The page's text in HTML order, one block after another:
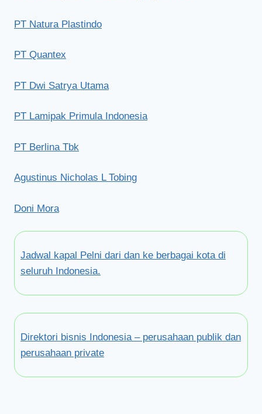
PT Natura Plastindo
PT Quantex
PT Dwi Satrya Utama
PT Lamipak Primula Indonesia
PT Berlina Tbk
Agustinus Nicholas L Tobing
Doni Mora
Jadwal kapal Pelni dari dan ke berbagai kota di
seluruh Indonesia.
Direktori bisnis Indonesia – perusahaan publik dan
perusahaan private